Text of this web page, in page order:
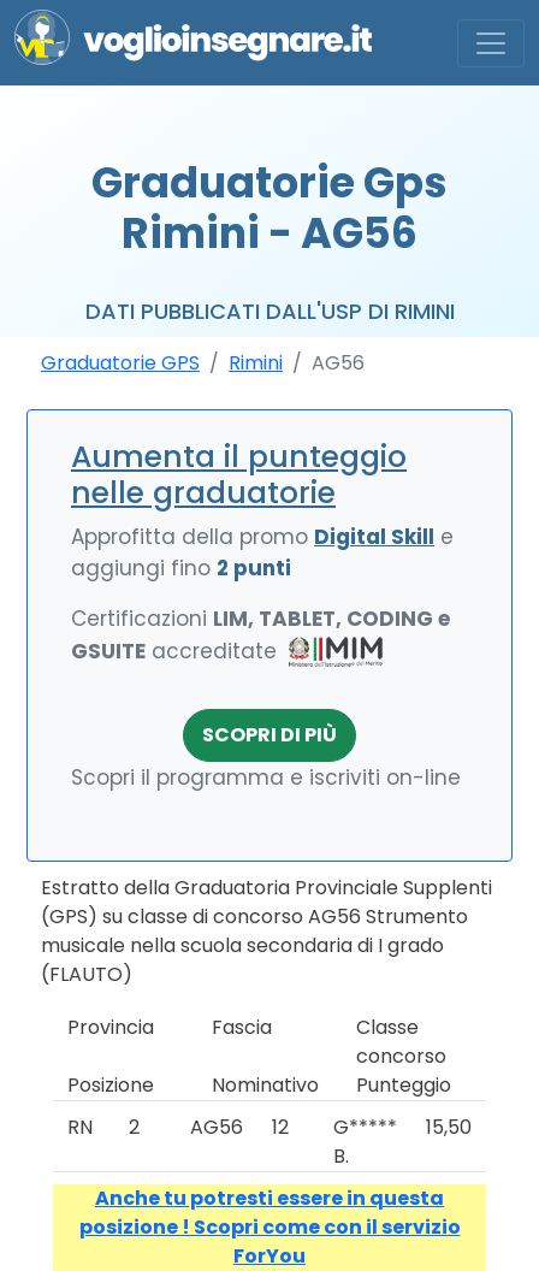
Graduatorie Gps
Rimini - AG56
DATI PUBBLICATI DALL'USP DI RIMINI
Graduatorie GPS Rimini AG56
Aumenta il punteggio
nelle graduatorie
Approfitta della promo Digital Skill e
aggiungi fino 2 punti
Certificazioni LIM, TABLET, CODING e
GSUITE accreditate
SCOPRI DI PIÙ
Scopri il programma e iscriviti on-line
Estratto della Graduatoria Provinciale Supplenti
(GPS) su classe di concorso AG56 Strumento
musicale nella scuola secondaria di I grado
(FLAUTO)
Provincia
Fascia
Classe
concorso
Posizione
Nominativo
Punteggio
RN
2 AG56 12
G*****
B.
15,50
Anche tu potresti essere in questa
posizione ! Scopri come con il servizio
ForYou